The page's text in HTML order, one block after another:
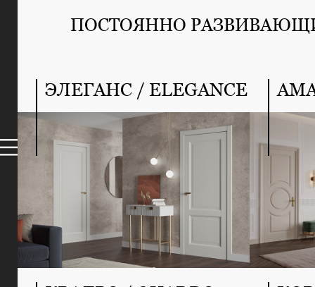
ПОСТОЯННО
ЭЛЕГАНС / ELEGANCE